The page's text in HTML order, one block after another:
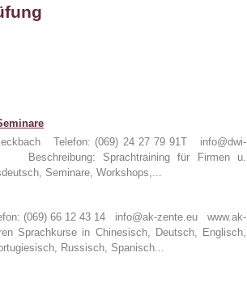
Telefon: (069) 24 27 79 91T info@dwi-
Beschreibung: Sprachtraining für Firmen u.
Seminare, Workshops,...
(069) 66 12 43 14 info@ak-zente.eu www.ak-
Sprachkurse in Chinesisch, Deutsch, Englisch,
Russisch, Spanisch...